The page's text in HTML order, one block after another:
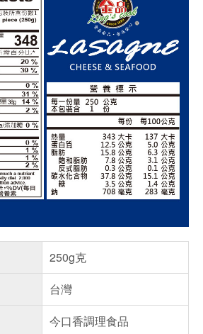
250g克
台灣
今口香調理食品